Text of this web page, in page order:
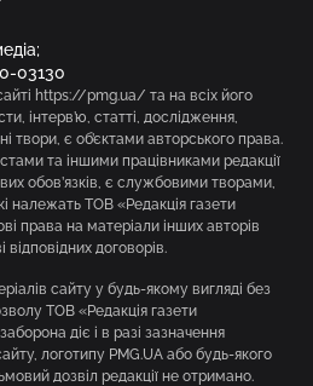
03130
https://pmg.ua/ та на всіх його
інтерв’ю, статті, дослідження,
твори, є об’єктами авторського права.
та іншими працівниками редакції
обов’язків, є службовими творами,
належать ТОВ «Редакція газети
права на матеріали інших авторів
відповідних договорів.
сайту у будь-якому вигляді без
ТОВ «Редакція газети
діє і в разі зазначення
логотипу PMG.UA або будь-якого
дозвіл редакції не отримано.